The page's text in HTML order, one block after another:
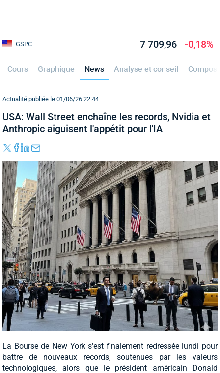
GSPC 7 709,96 -0,18%
Cours Graphique News Analyse et conseil
Actualité publiée le 01/06/26 22:44
USA: Wall Street enchaîne les records, Nvidia et
Anthropic aiguisent l'appétit pour l'IA
La Bourse de New York s'est finalement redressée lundi pour
battre de nouveaux records, soutenues par les valeurs
technologiques, alors que le président américain Donald